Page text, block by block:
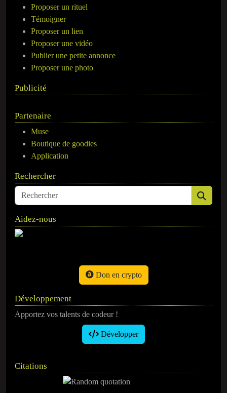
Proposer un rituel
Témoigner
Proposer un lien
Proposer une vidéo
Publier une petite annonce
Proposer une photo
Publicité
Partenaire
Muse
Boutique de goodies
Application
Rechercher
Aidez-nous
Don en crypto
Développement
Apportez vos talents de codeur !
Développer
Citations